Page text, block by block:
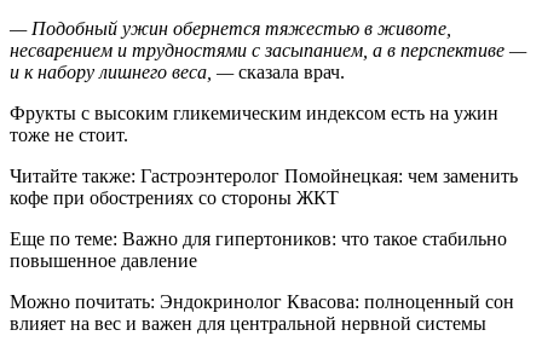
— Подобный ужин обернется тяжестью в животе,
несварением и трудностями с засыпанием, а в перспективе —
и к набору лишнего веса, —сказала врач.
Фрукты с высоким гликемическим индексом есть на ужин
тоже не стоит.
Читайте также: Гастроэнтеролог Помойнецкая: чем заменить
кофе при обострениях со стороны ЖКТ
Еще по теме: Важно для гипертоников: что такое стабильно
повышенное давление
Можно почитать: Эндокринолог Квасова: полноценный сон
влияет на вес и важен для центральной нервной системы